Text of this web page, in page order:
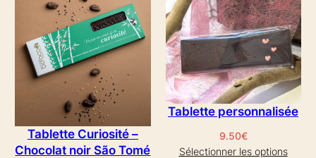
Tablette Curiosité –
Chocolat noir São Tomé
Tablette personnalisée
9.50€
Sélectionner les options